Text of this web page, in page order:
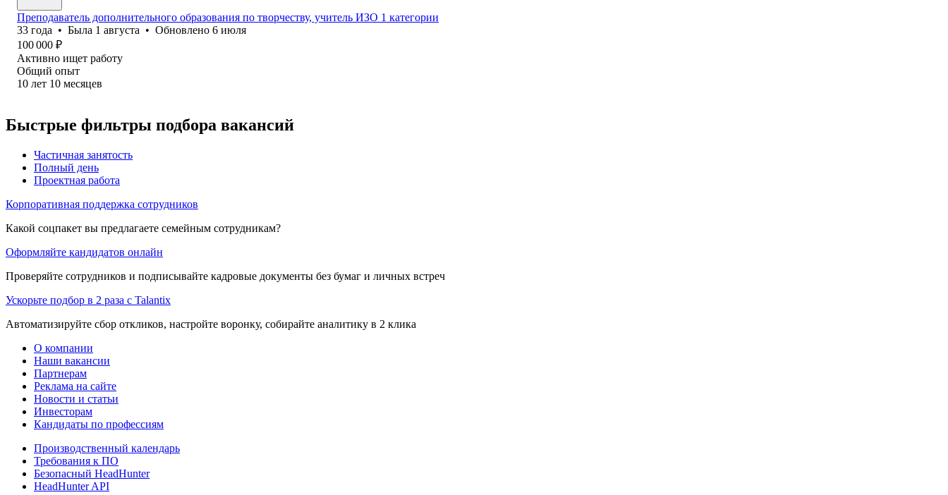
Преподаватель дополнительного образования по творчеству, учитель ИЗО 1 категории
33 года • Была 1 августа • Обновлено 6 июля
100 000 ₽
Активно ищет работу
Общий опыт
10 лет 10 месяцев
Быстрые фильтры подбора вакансий
Частичная занятость
Полный день
Проектная работа
Корпоративная поддержка сотрудников
Какой соцпакет вы предлагаете семейным сотрудникам?
Оформляйте кандидатов онлайн
Проверяйте сотрудников и подписывайте кадровые документы без бумаг и личных встреч
Ускорьте подбор в 2 раза с Talantix
Автоматизируйте сбор откликов, настройте воронку, собирайте аналитику в 2 клика
О компании
Наши вакансии
Партнерам
Реклама на сайте
Новости и статьи
Инвесторам
Кандидаты по профессиям
Производственный календарь
Требования к ПО
Безопасный HeadHunter
HeadHunter API